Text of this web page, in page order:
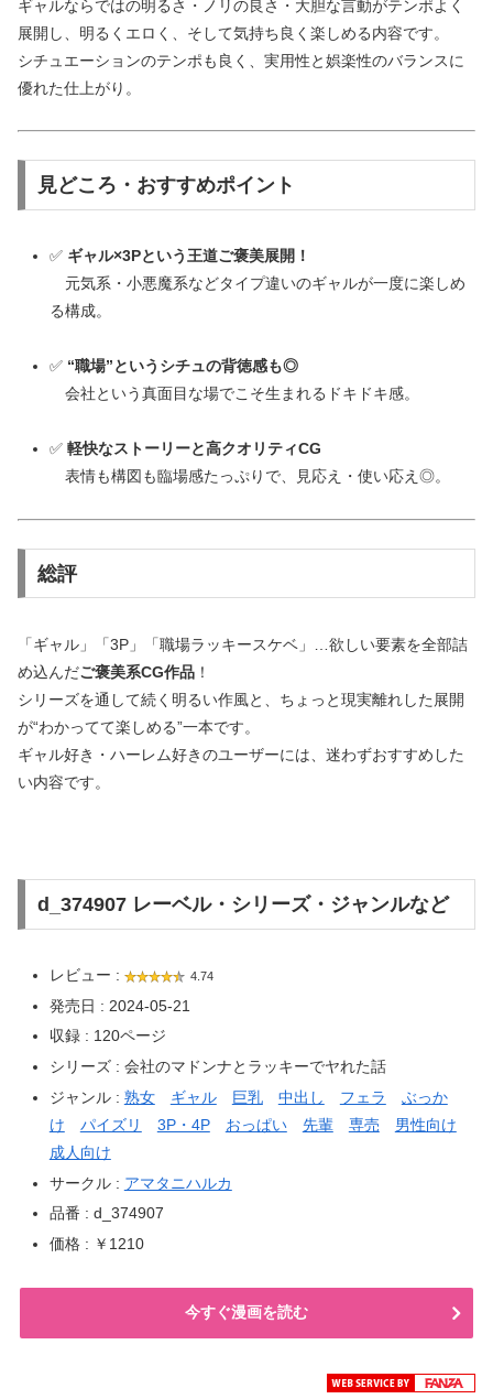
ギャルならではの明るさ・ノリの良さ・大胆な言動がテンポよく
展開し、明るくエロく、そして気持ち良く楽しめる内容です。
シチュエーションのテンポも良く、実用性と娯楽性のバランスに
優れた仕上がり。
見どころ・おすすめポイント
✅ ギャル×3Pという王道ご褒美展開！
元気系・小悪魔系などタイプ違いのギャルが一度に楽しめ
る構成。
✅ “職場”というシチュの背徳感も◎
会社という真面目な場でこそ生まれるドキドキ感。
✅ 軽快なストーリーと高クオリティCG
表情も構図も臨場感たっぷりで、見応え・使い応え◎。
総評
「ギャル」「3P」「職場ラッキースケベ」…欲しい要素を全部詰
め込んだご褒美系CG作品 ！
シリーズを通して続く明るい作風と、ちょっと現実離れした展開
が“わかってて楽しめる”一本です。
ギャル好き・ハーレム好きのユーザーには、迷わずおすすめした
い内容です。
d_374907 レーベル・シリーズ・ジャンルなど
レビュー : 4.74
発売日 : 2024-05-21
収録 : 120ページ
シリーズ : 会社のマドンナとラッキーでヤれた話
ジャンル : 熟女 ギャル 巨乳 中出し フェラ
ぶっか
け
パイズリ 3P・4P おっぱい 先輩 専売
男性向け
成人向け
サークル : アマタニハルカ
品番 : d_374907
価格 : ￥1210
今すぐ漫画を読む